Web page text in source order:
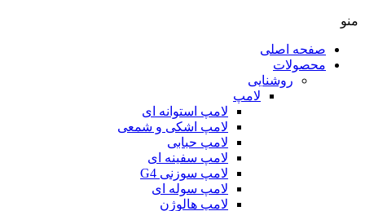
منو
صفحه اصلی
محصولات
روشنایی
لامپ
لامپ استوانه ای
لامپ اشکی و شمعی
لامپ حبابی
لامپ سفینه ای
لامپ سوزنی G4
لامپ سوله ای
لامپ هالوژن